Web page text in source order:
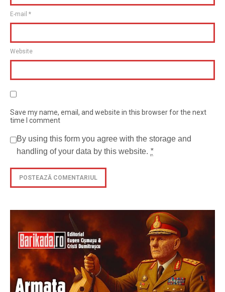
E-mail *
Website
Save my name, email, and website in this browser for the next
time I comment
By using this form you agree with the storage and
handling of your data by this website. *